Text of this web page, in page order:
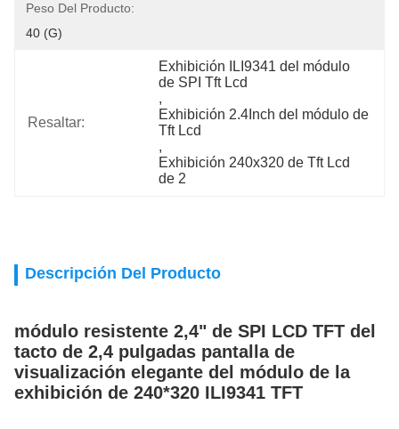
Peso Del Producto:
40 (g)
Resaltar:
Exhibición ILI9341 del módulo
de SPI Tft Lcd
,
Exhibición 2.4Inch del módulo de
Tft Lcd
,
Exhibición 240x320 de Tft Lcd
de 2
Descripción Del Producto
módulo resistente 2,4" de SPI LCD TFT del
tacto de 2,4 pulgadas pantalla de
visualización elegante del módulo de la
exhibición de 240*320 ILI9341 TFT